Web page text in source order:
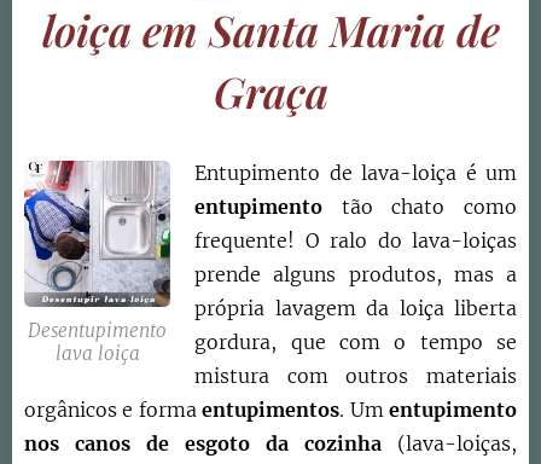
loiça em Santa Maria de
Graça
Desentupimento
lava loiça
Entupimento de lava-loiça é um
entupimento tão chato como
frequente! O ralo do lava-loiças
prende alguns produtos, mas a
própria lavagem da loiça liberta
gordura, que com o tempo se
mistura com outros materiais
orgânicos e formaentupimentos. Umentupimento
nos canos de esgoto da cozinha (lava-loiças,